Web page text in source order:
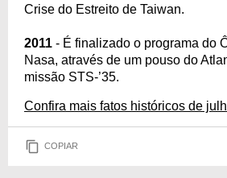
Crise do Estreito de Taiwan.
2011 - É finalizado o programa do
Nasa, através de um pouso do
missão STS-’35.
Confira mais fatos históricos de
COPIAR